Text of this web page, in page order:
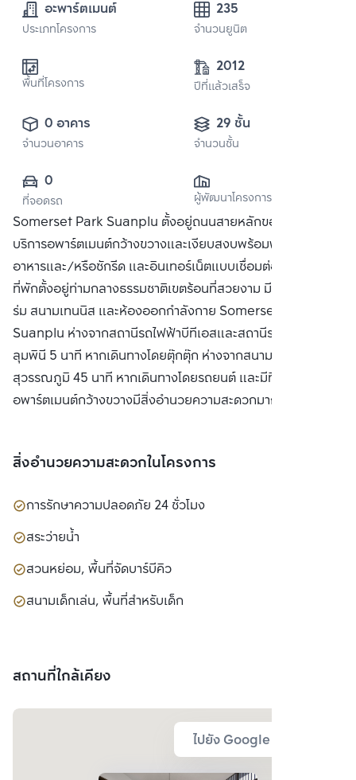
อะพาร์ตเมนต์
ประเภทโครงการ
235
จำนวนยูนิต
พื้นที่โครงการ
2012
ปีที่แล้วเสร็จ
0 อาคาร
จำนวนอาคาร
29 ชั้น
จำนวนชั้น
0
ที่จอดรถ ผู้พัฒนาโครงการ
Somerset Park Suanplu ตั้งอยู่ถนนสายหลักของสาทรใต้ ให้
บริการอพาร์ตเมนต์กว้างขวางและเงียบสงบพร้อมพื้นที่ปรุง
อาหารและ/หรือซักรีด และอินเทอร์เน็ตแบบเชื่อมต่อผ่านสายฟรี
ที่พักตั้งอยู่ท่ามกลางธรรมชาติเขตร้อนที่สวยงาม มีสระว่ายน้ำใน
ร่ม สนามเทนนิส และห้องออกกำลังกาย Somerset Park
Suanplu ห่างจากสถานีรถไฟฟ้าบีทีเอสและสถานีรถไฟใต้ดิน
ลุมพินี 5 นาที หากเดินทางโดยตุ๊กตุ๊ก ห่างจากสนามบิน
สุวรรณภูมิ 45 นาที หากเดินทางโดยรถยนต์ และมีที่จอดรถฟรี
อพาร์ตเมนต์กว้างขวางมีสิ่งอำนวยความสะดวกมากมาย
สิ่งอำนวยความสะดวกในโครงการ
การรักษาความปลอดภัย 24 ชั่วโมง
สระว่ายน้ำ
สวนหย่อม, พื้นที่จัดบาร์บีคิว
สนามเด็กเล่น, พื้นที่สำหรับเด็ก
สถานที่ใกล้เคียง
ไปยัง Google Map